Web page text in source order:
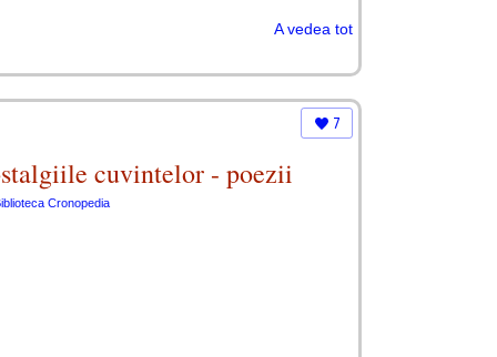
A vedea tot
7
cuvintelor - poezii
Cronopedia